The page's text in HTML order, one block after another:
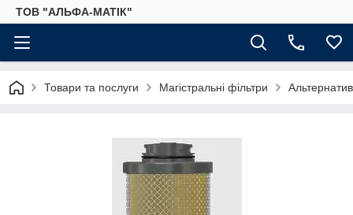
ТОВ "АЛЬФА-МАТІК"
Товари та послуги Магістральні фільтри